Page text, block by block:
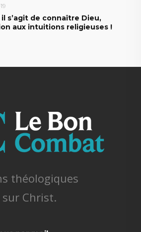
s’agit de connaître Dieu,
aux intuitions religieuses !
théologiques
Christ.